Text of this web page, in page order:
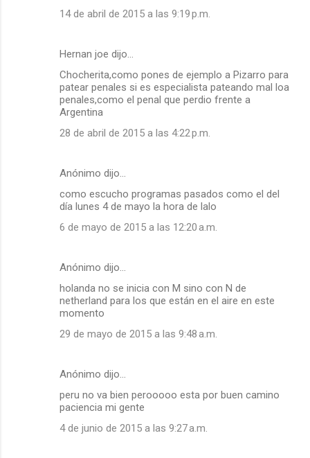
14 de abril de 2015 a las 9:19 p.m.
Hernan joe dijo…
Chocherita,como pones de ejemplo a Pizarro para
patear penales si es especialista pateando mal loa
penales,como el penal que perdio frente a
Argentina
28 de abril de 2015 a las 4:22 p.m.
Anónimo dijo…
como escucho programas pasados como el del
día lunes 4 de mayo la hora de lalo
6 de mayo de 2015 a las 12:20 a.m.
Anónimo dijo…
holanda no se inicia con M sino con N de
netherland para los que están en el aire en este
momento
29 de mayo de 2015 a las 9:48 a.m.
Anónimo dijo…
peru no va bien perooooo esta por buen camino
paciencia mi gente
4 de junio de 2015 a las 9:27 a.m.